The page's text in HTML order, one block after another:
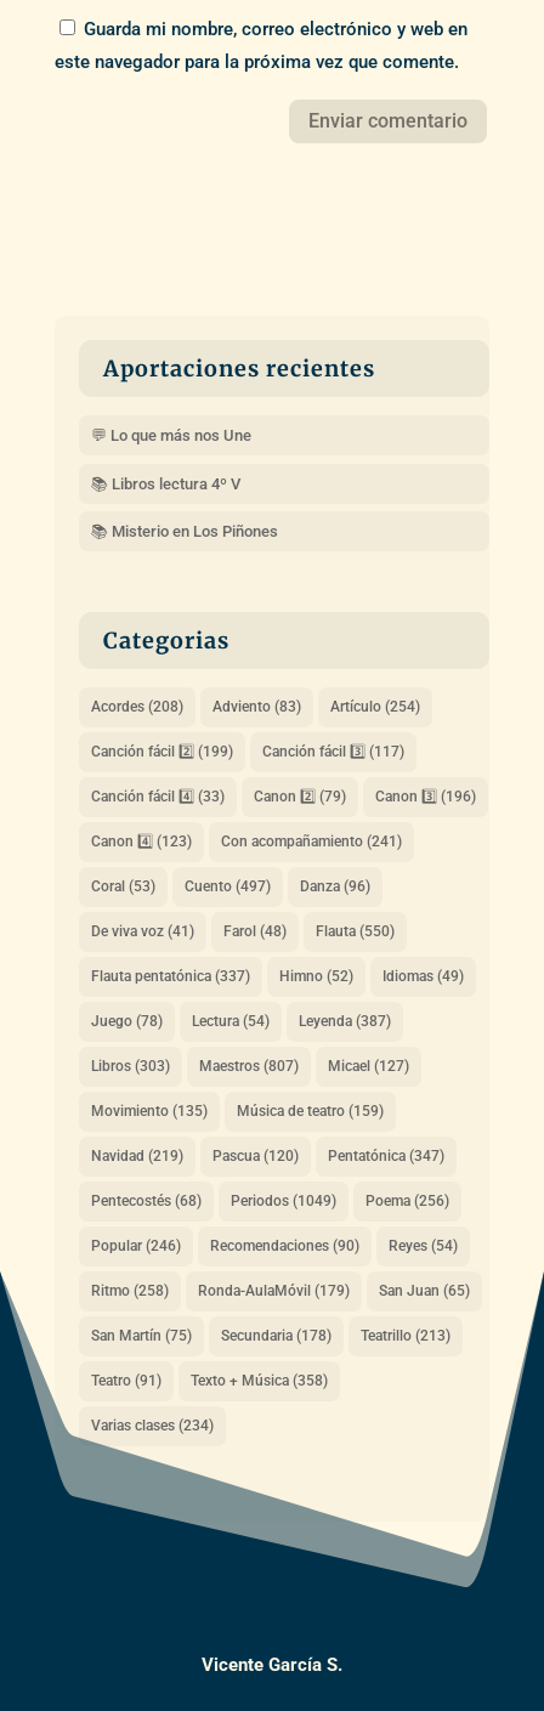
Guarda mi nombre, correo electrónico y web en
este navegador para la próxima vez que comente.
Aportaciones recientes
💬 Lo que más nos Une
📚 Libros lectura 4º V
📚 Misterio en Los Piñones
Categorias
Acordes(208) Adviento(83) Artículo(254)
Canción fácil 2️⃣ (199) Canción fácil 3️⃣ (117)
Canción fácil 4️⃣ (33) Canon 2️⃣ (79) Canon 3️⃣ (196)
Canon 4️⃣ (123) Con acompañamiento(241)
Coral (53) Cuento(497) Danza(96)
De viva voz(41) Farol (48) Flauta(550)
Flauta pentatónica(337) Himno(52) Idiomas(49)
Juego(78) Lectura(54) Leyenda(387)
Libros(303) Maestros(807) Micael (127)
Movimiento(135) Música de teatro(159)
Navidad (219) Pascua(120) Pentatónica(347)
Pentecostés(68) Periodos(1049) Poema(256)
Popular(246) Recomendaciones(90) Reyes(54)
Ritmo(258) Ronda-AulaMóvil (179) San Juan (65)
San Martín (75) Secundaria(178) Teatrillo(213)
Teatro(91) Texto + Música(358)
Varias clases(234)
Vicente García S.